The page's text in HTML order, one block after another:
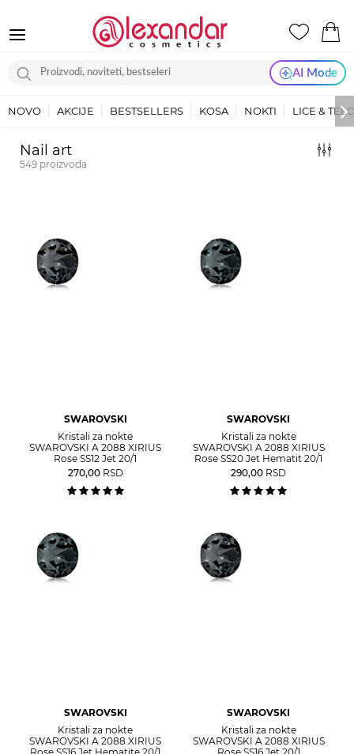
AI Mode
NOVO AKCIJE BESTSELLERS KOSA NOKTI LICE &
Nail art
549 proizvoda
SWAROVSKI
Kristali za nokte
SWAROVSKI A 2088 XIRIUS
Rose SS12 Jet 20/1
270,00 RSD
SWAROVSKI
Kristali za nokte
SWAROVSKI A 2088 XIRIUS
Rose SS20 Jet Hematit 20/1
290,00 RSD
SWAROVSKI
Kristali za nokte
SWAROVSKI A 2088 XIRIUS
SWAROVSKI
Kristali za nokte
SWAROVSKI A 2088 XIRIUS